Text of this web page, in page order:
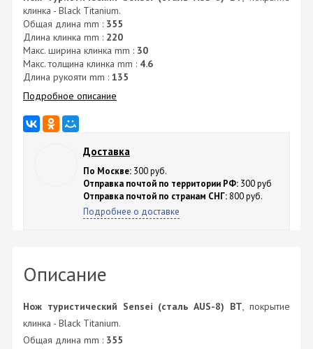
клинка - Black Titanium.
Общая длина mm : 355
Длина клинка mm : 220
Макс. ширина клинка mm : 30
Макс. толщина клинка mm : 4.6
Длина рукояти mm : 135
Подробное описание
Доставка
По Москве: 300 руб.
Отправка почтой по территории РФ: 300 руб
Отправка почтой по странам СНГ: 800 руб.
Подробнее о доставке
Описание
Нож туристический Sensei (сталь АUS-8) BT, покрытие
клинка - Black Titanium.
Общая длина mm : 355